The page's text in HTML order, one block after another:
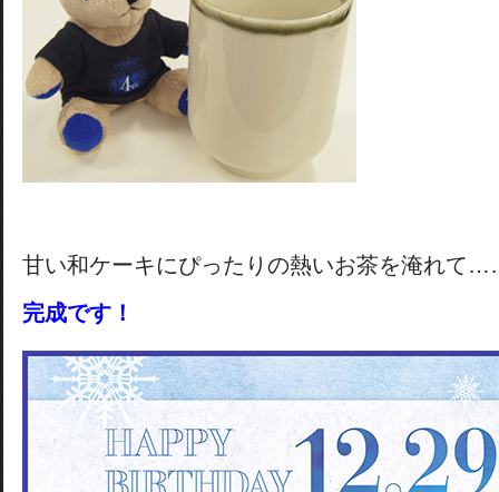
甘い和ケーキにぴったりの熱いお茶を淹れて
完成です！